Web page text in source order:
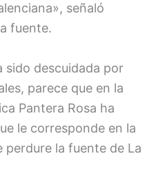
señaló
fuente.
sido descuidada por
parece que en la
Pantera Rosa ha
le corresponde en la
perdure la fuente de La